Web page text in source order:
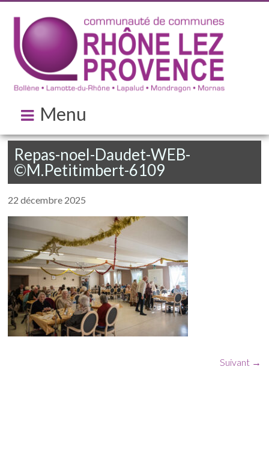
Menu
Repas-noel-Daudet-WEB-
©M.Petitimbert-6109
22 décembre 2025
Suivant →